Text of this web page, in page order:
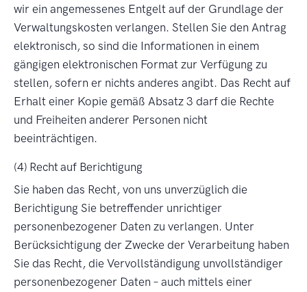
wir ein angemessenes Entgelt auf der Grundlage der
Verwaltungskosten verlangen. Stellen Sie den Antrag
elektronisch, so sind die Informationen in einem
gängigen elektronischen Format zur Verfügung zu
stellen, sofern er nichts anderes angibt. Das Recht auf
Erhalt einer Kopie gemäß Absatz 3 darf die Rechte
und Freiheiten anderer Personen nicht
beeinträchtigen.
(4) Recht auf Berichtigung
Sie haben das Recht, von uns unverzüglich die
Berichtigung Sie betreffender unrichtiger
personenbezogener Daten zu verlangen. Unter
Berücksichtigung der Zwecke der Verarbeitung haben
Sie das Recht, die Vervollständigung unvollständiger
personenbezogener Daten – auch mittels einer